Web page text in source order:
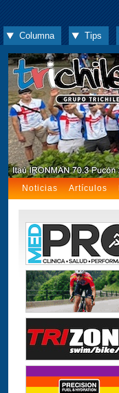
Columna Tips
Noticias Artículos